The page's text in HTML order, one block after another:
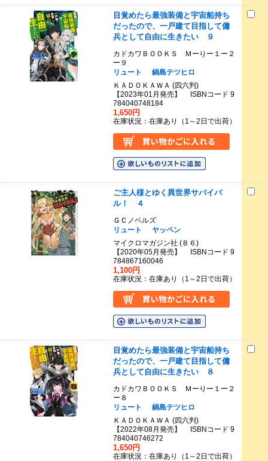
目覚めたら最強装備と宇宙船持ち
だったので、一戸建て目指して傭
兵として自由に生きたい ９
カドカワＢＯＯＫＳ Ｍーりー１ー２
ー９
リュート
鍋島テツヒロ
ＫＡＤＯＫＡＷＡ (四六判)
【2023年01月発売】 ISBNコード 9
784040748184
1,650円
在庫状況：在庫あり（1～2日で出荷）
ご主人様とゆく異世界サバイバ
ル！ ４
ＧＣノベルズ
リュート
ヤッペン
マイクロマガジン社 (Ｂ６)
【2020年05月発売】 ISBNコード 9
784867160046
1,100円
在庫状況：在庫あり（1～2日で出荷）
目覚めたら最強装備と宇宙船持ち
だったので、一戸建て目指して傭
兵として自由に生きたい ８
カドカワＢＯＯＫＳ Ｍーりー１ー２
ー８
リュート
鍋島テツヒロ
ＫＡＤＯＫＡＷＡ (四六判)
【2022年08月発売】 ISBNコード 9
784040746272
1,650円
在庫状況：在庫あり（1～2日で出荷）